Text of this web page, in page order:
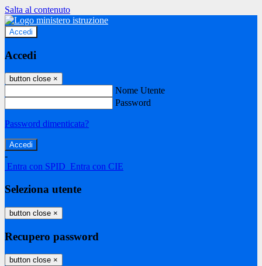
Salta al contenuto
Accedi
Accedi
button close ×
Nome Utente
Password
Password dimenticata?
-
Entra con SPID Entra con CIE
Seleziona utente
button close ×
Recupero password
button close ×